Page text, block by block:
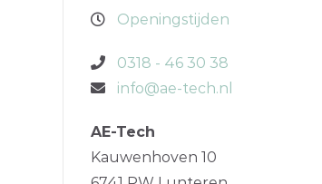
Openingstijden
0318 - 46 30 38
info@ae-tech.nl
AE-Tech
Kauwenhoven 10